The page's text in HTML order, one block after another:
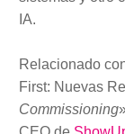
IA.
Relacionado
First: Nuevas
Commissioning